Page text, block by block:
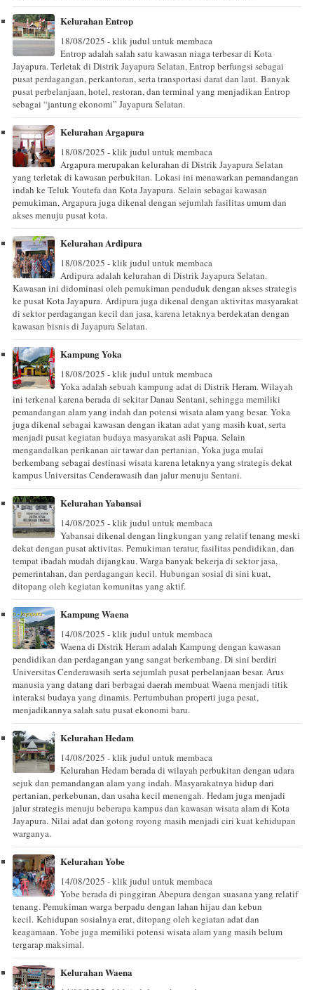
Kelurahan Entrop
18/08/2025 - klik judul untuk membaca
Entrop adalah salah satu kawasan niaga terbesar di Kota
Jayapura. Terletak di Distrik Jayapura Selatan, Entrop berfungsi sebagai
pusat perdagangan, perkantoran, serta transportasi darat dan laut. Banyak
pusat perbelanjaan, hotel, restoran, dan terminal yang menjadikan Entrop
sebagai “jantung ekonomi” Jayapura Selatan.
Kelurahan Argapura
18/08/2025 - klik judul untuk membaca
Argapura merupakan kelurahan di Distrik Jayapura Selatan
yang terletak di kawasan perbukitan. Lokasi ini menawarkan pemandangan
indah ke Teluk Youtefa dan Kota Jayapura. Selain sebagai kawasan
pemukiman, Argapura juga dikenal dengan sejumlah fasilitas umum dan
akses menuju pusat kota.
Kelurahan Ardipura
18/08/2025 - klik judul untuk membaca
Ardipura adalah kelurahan di Distrik Jayapura Selatan.
Kawasan ini didominasi oleh pemukiman penduduk dengan akses strategis
ke pusat Kota Jayapura. Ardipura juga dikenal dengan aktivitas masyarakat
di sektor perdagangan kecil dan jasa, karena letaknya berdekatan dengan
kawasan bisnis di Jayapura Selatan.
Kampung Yoka
18/08/2025 - klik judul untuk membaca
Yoka adalah sebuah kampung adat di Distrik Heram. Wilayah
ini terkenal karena berada di sekitar Danau Sentani, sehingga memiliki
pemandangan alam yang indah dan potensi wisata alam yang besar. Yoka
juga dikenal sebagai kawasan dengan ikatan adat yang masih kuat, serta
menjadi pusat kegiatan budaya masyarakat asli Papua. Selain
mengandalkan perikanan air tawar dan pertanian, Yoka juga mulai
berkembang sebagai destinasi wisata karena letaknya yang strategis dekat
kampus Universitas Cenderawasih dan jalur menuju Sentani.
Kelurahan Yabansai
14/08/2025 - klik judul untuk membaca
Yabansai dikenal dengan lingkungan yang relatif tenang meski
dekat dengan pusat aktivitas. Pemukiman teratur, fasilitas pendidikan, dan
tempat ibadah mudah dijangkau. Warga banyak bekerja di sektor jasa,
pemerintahan, dan perdagangan kecil. Hubungan sosial di sini kuat,
ditopang oleh kegiatan komunitas yang aktif.
Kampung Waena
14/08/2025 - klik judul untuk membaca
Waena di Distrik Heram adalah Kampung dengan kawasan
pendidikan dan perdagangan yang sangat berkembang. Di sini berdiri
Universitas Cenderawasih serta sejumlah pusat perbelanjaan besar. Arus
manusia yang datang dari berbagai daerah membuat Waena menjadi titik
interaksi budaya yang dinamis. Pertumbuhan properti juga pesat,
menjadikannya salah satu pusat ekonomi baru.
Kelurahan Hedam
14/08/2025 - klik judul untuk membaca
Kelurahan Hedam berada di wilayah perbukitan dengan udara
sejuk dan pemandangan alam yang indah. Masyarakatnya hidup dari
pertanian, perkebunan, dan usaha kecil menengah. Hedam juga menjadi
jalur strategis menuju beberapa kampus dan kawasan wisata alam di Kota
Jayapura. Nilai adat dan gotong royong masih menjadi ciri kuat kehidupan
warganya.
Kelurahan Yobe
14/08/2025 - klik judul untuk membaca
Yobe berada di pinggiran Abepura dengan suasana yang relatif
tenang. Pemukiman warga berpadu dengan lahan hijau dan kebun
kecil. Kehidupan sosialnya erat, ditopang oleh kegiatan adat dan
keagamaan. Yobe juga memiliki potensi wisata alam yang masih belum
tergarap maksimal.
Kelurahan Waena